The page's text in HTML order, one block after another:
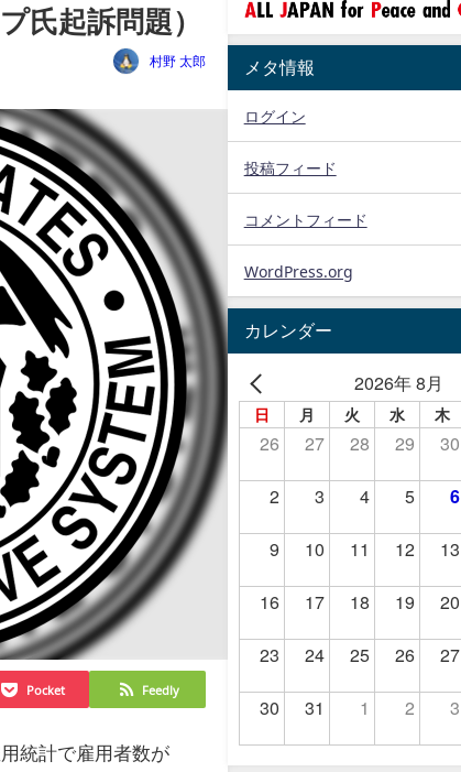
氏起訴問題）
村野 太郎
Pocket Feedly
統計で雇用者数が
メタ情報
ログイン
投稿フィード
コメントフィード
WordPress.org
カレンダー
2026年 8月
日 月 火 水 木
26 27 28 29 30
2 3 4 5 6
9 10 11 12 13
16 17 18 19 20
23 24 25 26 27
30 31 1 2 3